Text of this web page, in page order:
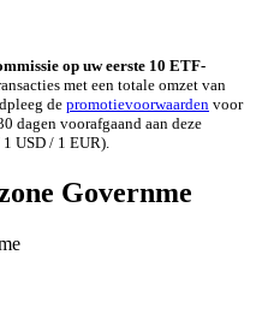
op uw eerste 10 ETF-
met een totale omzet van
de promotievoorwaarden voor
dagen voorafgaand aan deze
USD / 1 EUR).
Governme